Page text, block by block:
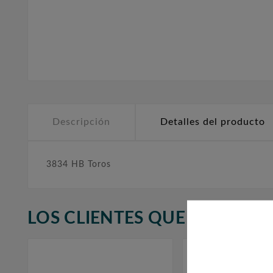
Descripción Detalles del producto
3834 HB Toros
LOS CLIENTES QUE